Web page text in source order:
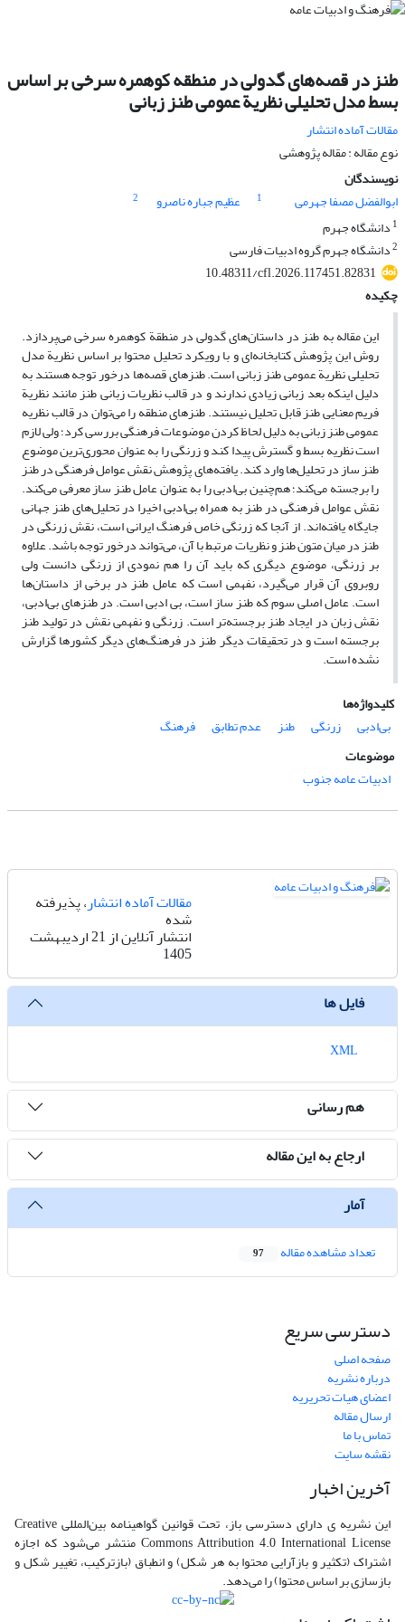
طنز در قصه‌های گدولی در منطقه کوهمره سرخی بر اساس
بسط مدل تحلیلی نظریة عمومی طنز زبانی
مقالات آماده انتشار
نوع مقاله : مقاله پژوهشی
نویسندگان
ابوالفضل مصفا جهرمی
1 عظیم جباره ناصرو
2
1 دانشگاه جهرم
2دانشگاه جهرم گروه ادبیات فارسی
10.48311/cfl.2026.117451.82831
چکیده
این مقاله به طنز در داستان‌های گدولی در منطقة کوهمره سرخی می‌پردازد.
روش این پژوهش کتابخانه‌ای و با رویکرد تحلیل محتوا بر اساس نظریة مدل
تحلیلی نظریة عمومی طنز زبانی است. طنزهای قصه‌ها درخور توجه هستند به
دلیل اینکه بعد زبانی زیادی ندارند و در قالب نظریات زبانی طنز مانند نظریة
فریم معنایی طنز قابل تحلیل نیستند. طنزهای منطقه را می‌توان در قالب نظریه
عمومی طنز زبانی به دلیل لحاظ کردن موضوعات فرهنگی بررسی کرد؛ ولی لازم
است نظریه بسط و گسترش پیدا کند و زرنگی را به عنوان محوری‌ترین موضوع
طنز ساز در تحلیل‌ها وارد کند. یافته‌های پژوهش نقش عوامل فرهنگی در طنز
را برجسته می‌کند؛ هم‌چنین بی‌ادبی را به عنوان عامل طنز ساز معرفی می‌کند.
نقش عوامل فرهنگی در طنز به همراه بی‌ادبی اخیرا در تحلیل‌های طنز جهانی
جایگاه یافته‌اند. از آنجا که زرنگی خاص فرهنگ ایرانی است، نقش زرنگی در
طنز در میان متون طنز و نظریات مرتبط با آن، می‌تواند درخور توجه باشد. علاوه
بر زرنگی، موضوع دیگری که باید آن را هم نمودی از زرنگی دانست ولی
روبروی آن قرار می‌گیرد، نفهمی است که عامل طنز در برخی از داستان‌ها
است. عامل اصلی سوم که طنز ساز است، بی ادبی است. در طنزهای بی‌ادبی،
نقش زبان در ایجاد طنز برجسته‌تر است. زرنگی و نفهمی نقش در تولید طنز
برجسته است و در تحقیقات دیگر طنز در فرهنگ‌های دیگر کشورها گزارش
نشده است.
کلیدواژه‌ها
بی‌ادبی
زرنگی طنز عدم تطابق
فرهنگ
موضوعات
ادبیات عامه جنوب
مقالات آماده انتشار، پذیرفته
شده
انتشار آنلاین از 21 اردیبهشت
1405
فایل ها
هم رسانی
ارجاع به این مقاله
آمار
تعداد مشاهده مقاله 97
دسترسی سریع
صفحه اصلی
درباره نشریه
اعضای هیات تحریریه
ارسال مقاله
تماس با ما
نقشه سایت
آخرین اخبار
این نشریه ی دارای دسترسی باز، تحت قوانین گواهینامه بین‌المللی Creative
Commons Attribution 4.0 International License منتشر می‌شود که اجازه
اشتراک (تکثیر و بازآرایی محتوا به هر شکل) و انطباق (بازترکیب، تغییر شکل و
بازسازی بر اساس محتوا) را می‌دهد.